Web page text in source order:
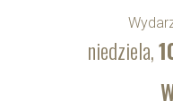
niedziela,